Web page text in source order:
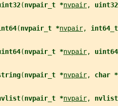
(nvpair_t *nvpair,
(nvpair_t *nvpair,
(nvpair_t *nvpair,
(nvpair_t *nvpair, char
(nvpair_t *nvpair,